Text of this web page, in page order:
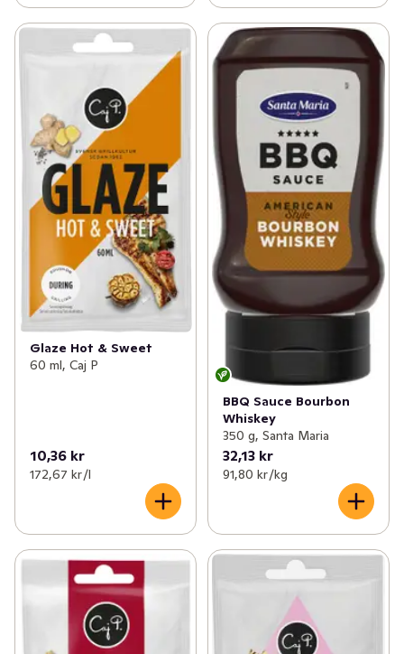
Glaze Hot & Sweet
60 ml, Caj P
10,36 kr
172,67 kr /l
BBQ Sauce Bourbon
Whiskey
350 g, Santa Maria
32,13 kr
91,80 kr /kg